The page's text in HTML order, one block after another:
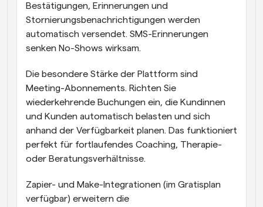
Bestätigungen, Erinnerungen und
Stornierungsbenachrichtigungen werden
automatisch versendet. SMS-Erinnerungen
senken No-Shows wirksam.
Die besondere Stärke der Plattform sind
Meeting-Abonnements. Richten Sie
wiederkehrende Buchungen ein, die Kundinnen
und Kunden automatisch belasten und sich
anhand der Verfügbarkeit planen. Das funktioniert
perfekt für fortlaufendes Coaching, Therapie-
oder Beratungsverhältnisse.
Zapier- und Make-Integrationen (im Gratisplan
verfügbar) erweitern die